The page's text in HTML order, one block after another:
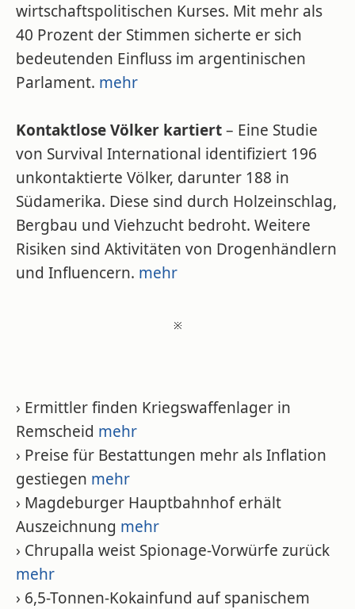
wirtschaftspolitischen Kurses. Mit mehr als
40 Prozent der Stimmen sicherte er sich
bedeutenden Einfluss im argentinischen
Parlament. mehr
Kontaktlose Völker kartiert– Eine Studie
von Survival International identifiziert 196
unkontaktierte Völker, darunter 188 in
Südamerika. Diese sind durch Holzeinschlag,
Bergbau und Viehzucht bedroht. Weitere
Risiken sind Aktivitäten von Drogenhändlern
und Influencern. mehr
※
› Ermittler finden Kriegswaffenlager in
Remscheid mehr
› Preise für Bestattungen mehr als Inflation
gestiegen mehr
› Magdeburger Hauptbahnhof erhält
Auszeichnung mehr
› Chrupalla weist Spionage-Vorwürfe zurück
mehr
› 6,5-Tonnen-Kokainfund auf spanischem